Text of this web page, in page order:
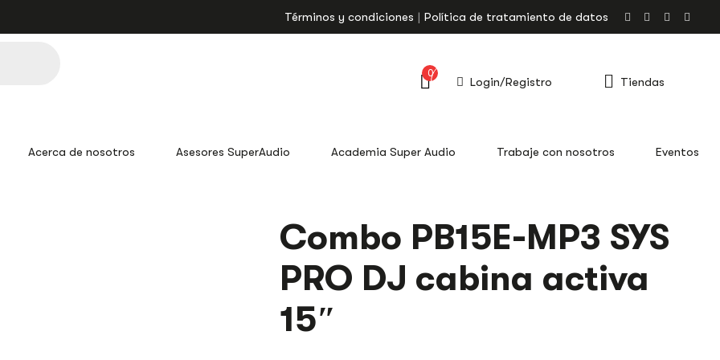
Términos y condiciones
Política de tratamiento de datos
0
Login/Registro Tiendas
Acerca de nosotros Asesores SuperAudio Academia Super Audio Trabaje con nosotros Eventos
Combo PB15E-MP3 SYS
PRO DJ cabina activa
15″
COMBO
PB15E-
MP3
SYS
PRO
CABINA
ACTIVA